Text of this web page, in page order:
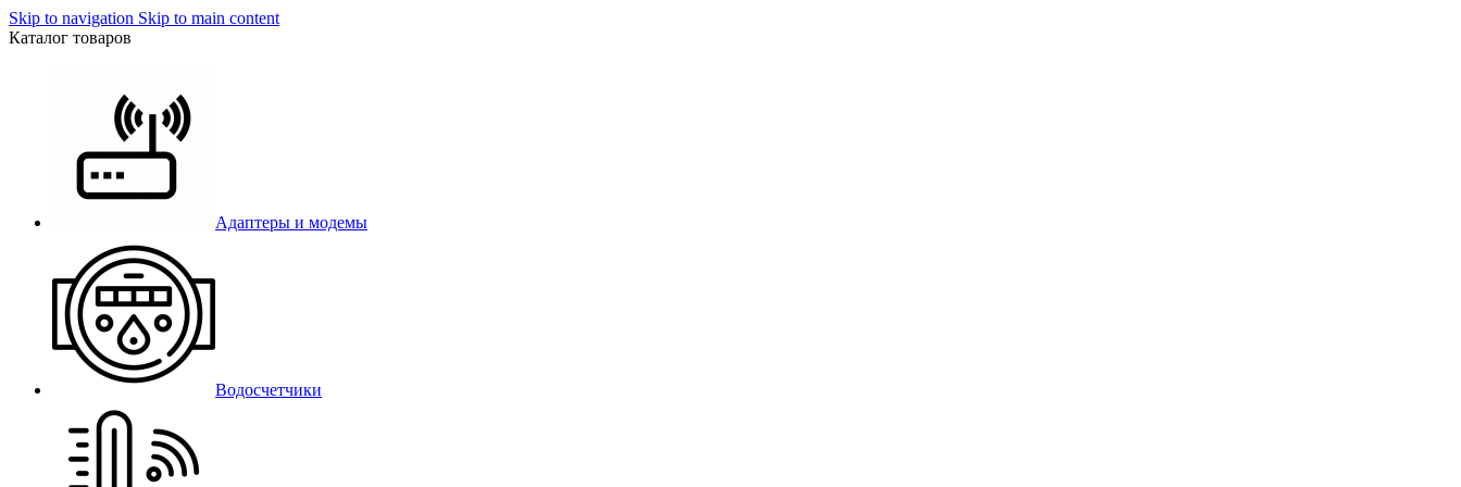
Skip to navigation Skip to main content
Каталог товаров
Адаптеры и модемы
Водосчетчики